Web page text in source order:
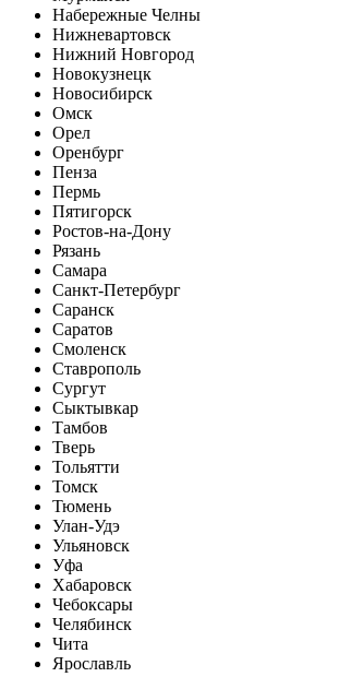
Набережные Челны
Нижневартовск
Нижний Новгород
Новокузнецк
Новосибирск
Омск
Орел
Оренбург
Пенза
Пермь
Пятигорск
Ростов-на-Дону
Рязань
Самара
Санкт-Петербург
Саранск
Саратов
Смоленск
Ставрополь
Сургут
Сыктывкар
Тамбов
Тверь
Тольятти
Томск
Тюмень
Улан-Удэ
Ульяновск
Уфа
Хабаровск
Чебоксары
Челябинск
Чита
Ярославль